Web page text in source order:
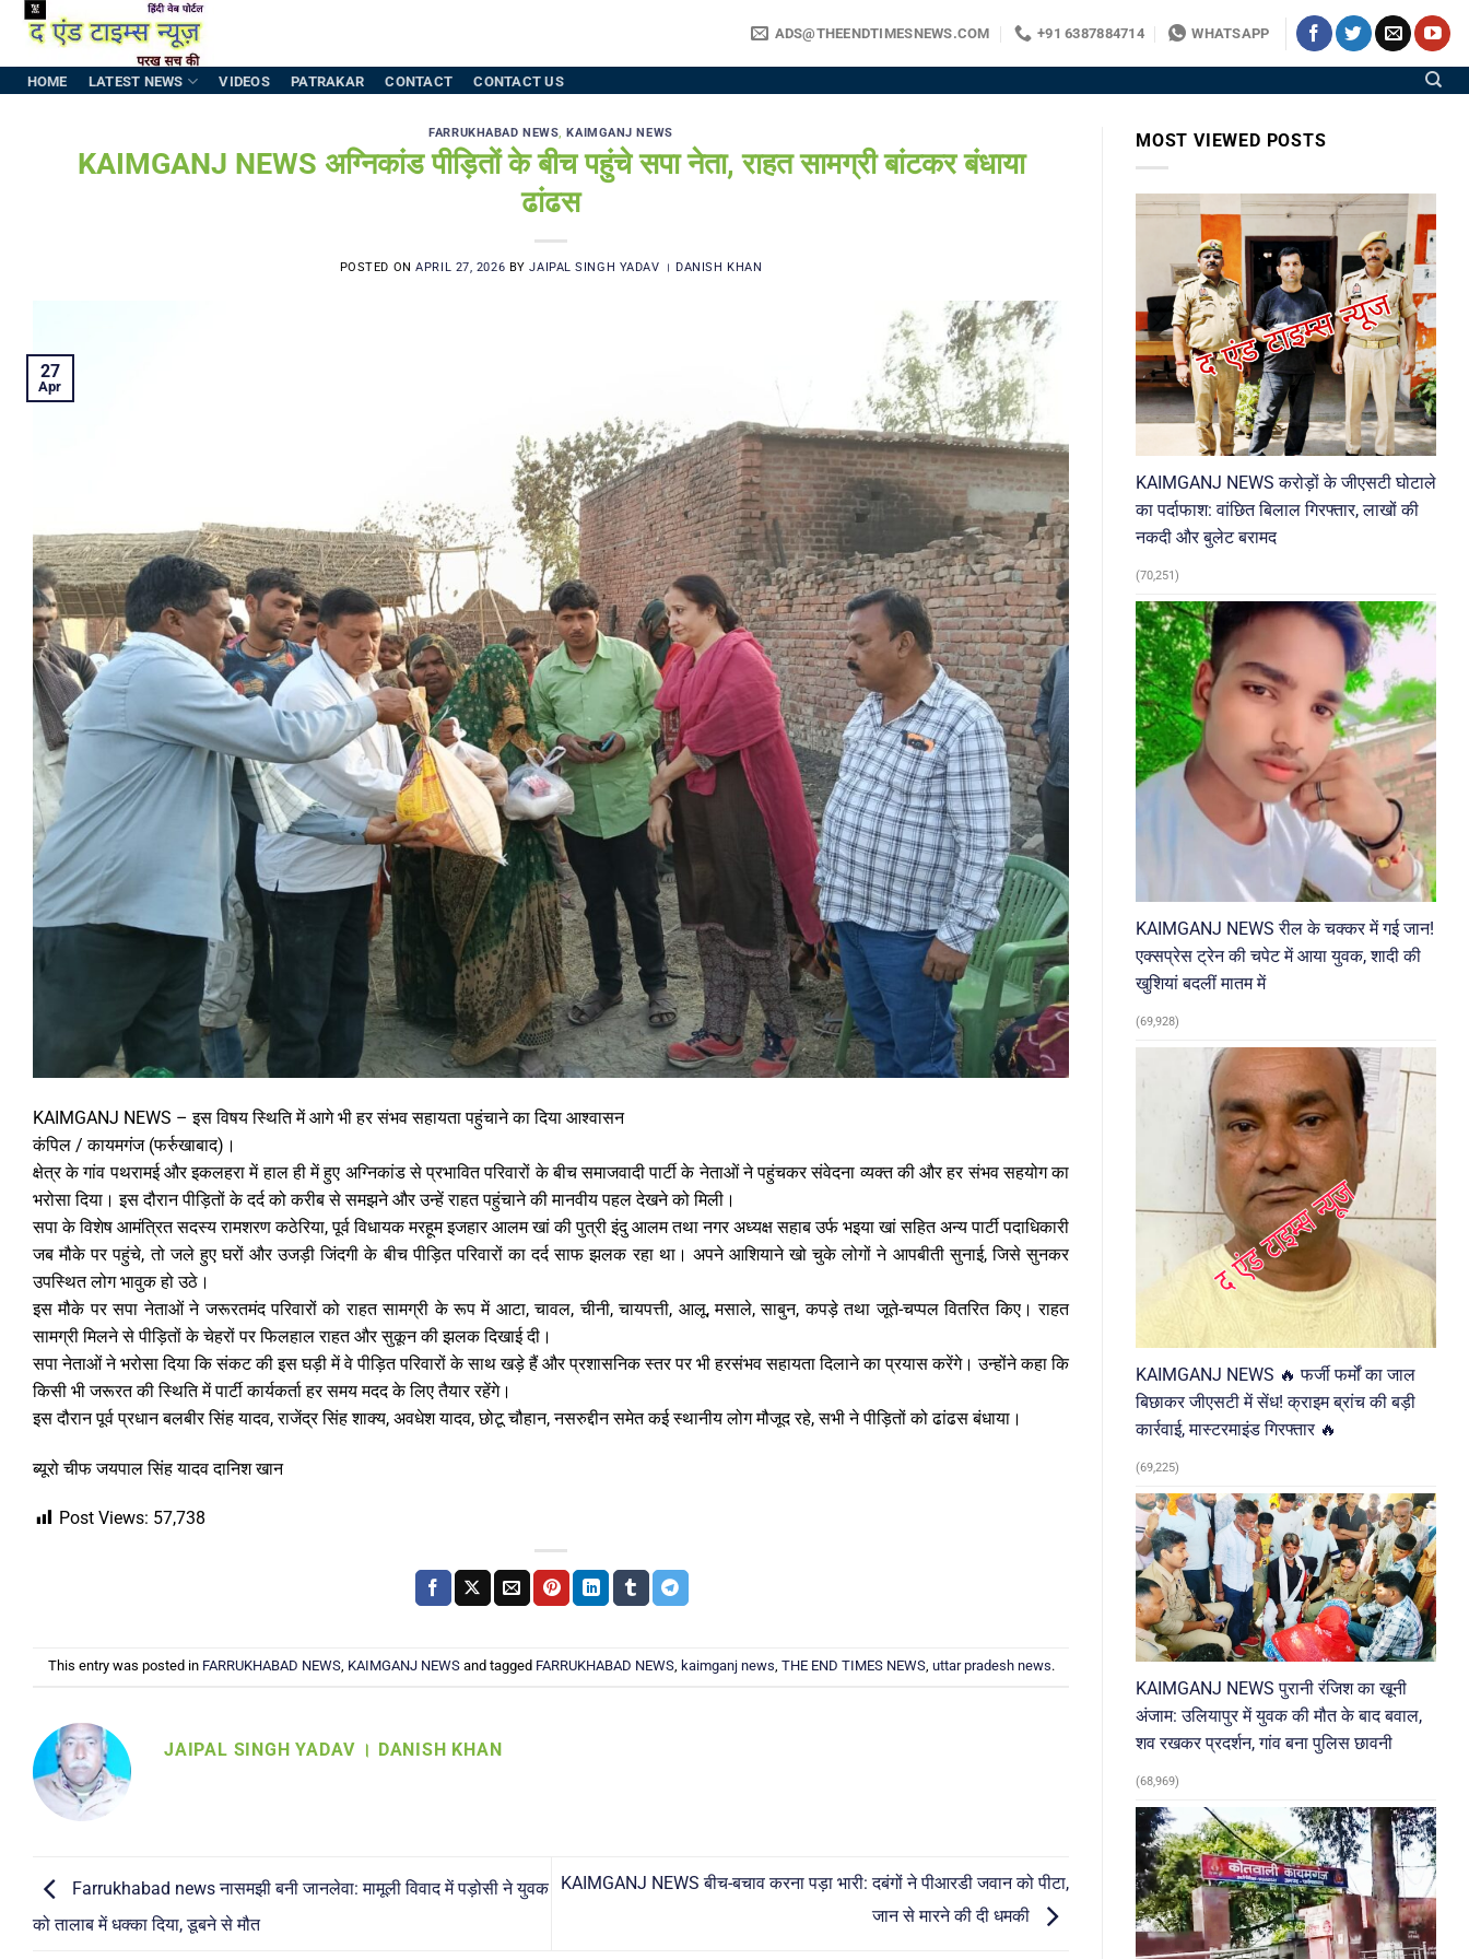
Skip
content
ADS@THEENDTIMESNEWS.COM +91 6387884714 WHATSAPP
HOME LATEST NEWS VIDEOS PATRAKAR CONTACT CONTACT US
FARRUKHABAD NEWS,KAIMGANJ NEWS
KAIMGANJ NEWS अग्निकांड पीड़ितों के बीच पहुंचे सपा नेता, राहत सामग्री बांटकर बंधाया
ढांढस
POSTED ONAPRIL 27, 2026 BYJAIPAL SINGH YADAV । DANISH KHAN
27
Apr
KAIMGANJ NEWS – इस विषय स्थिति में आगे भी हर संभव सहायता पहुंचाने का दिया आश्वासन
कंपिल / कायमगंज (फर्रुखाबाद)।
क्षेत्र के गांव पथरामई और इकलहरा में हाल ही में हुए अग्निकांड से प्रभावित परिवारों के बीच समाजवादी पार्टी के नेताओं ने पहुंचकर संवेदना व्यक्त की और हर संभव सहयोग का
भरोसा दिया। इस दौरान पीड़ितों के दर्द को करीब से समझने और उन्हें राहत पहुंचाने की मानवीय पहल देखने को मिली।
सपा के विशेष आमंत्रित सदस्य रामशरण कठेरिया, पूर्व विधायक मरहूम इजहार आलम खां की पुत्री इंदु आलम तथा नगर अध्यक्ष सहाब उर्फ भइया खां सहित अन्य पार्टी पदाधिकारी
जब मौके पर पहुंचे, तो जले हुए घरों और उजड़ी जिंदगी के बीच पीड़ित परिवारों का दर्द साफ झलक रहा था। अपने आशियाने खो चुके लोगों ने आपबीती सुनाई, जिसे सुनकर
उपस्थित लोग भावुक हो उठे।
इस मौके पर सपा नेताओं ने जरूरतमंद परिवारों को राहत सामग्री के रूप में आटा, चावल, चीनी, चायपत्ती, आलू, मसाले, साबुन, कपड़े तथा जूते-चप्पल वितरित किए। राहत
सामग्री मिलने से पीड़ितों के चेहरों पर फिलहाल राहत और सुकून की झलक दिखाई दी।
सपा नेताओं ने भरोसा दिया कि संकट की इस घड़ी में वे पीड़ित परिवारों के साथ खड़े हैं और प्रशासनिक स्तर पर भी हरसंभव सहायता दिलाने का प्रयास करेंगे। उन्होंने कहा कि
किसी भी जरूरत की स्थिति में पार्टी कार्यकर्ता हर समय मदद के लिए तैयार रहेंगे।
इस दौरान पूर्व प्रधान बलबीर सिंह यादव, राजेंद्र सिंह शाक्य, अवधेश यादव, छोटू चौहान, नसरुद्दीन समेत कई स्थानीय लोग मौजूद रहे, सभी ने पीड़ितों को ढांढस बंधाया।
ब्यूरो चीफ जयपाल सिंह यादव दानिश खान
Post Views: 57,738
This entry was posted in FARRUKHABAD NEWS, KAIMGANJ NEWSand tagged FARRUKHABAD NEWS, kaimganj news THE END TIMES NEWS, uttar pradesh news.
JAIPAL SINGH YADAV । DANISH KHAN
Farrukhabad news नासमझी बनी जानलेवा: मामूली विवाद में पड़ोसी ने युवक
को तालाब में धक्का दिया, डूबने से मौत
KAIMGANJ NEWS बीच-बचाव करना पड़ा भारी: दबंगों ने पीआरडी जवान को पीटा,
जान से मारने की दी धमकी
MOST VIEWED POSTS
KAIMGANJ NEWS करोड़ों के जीएसटी घोटाले
का पर्दाफाश: वांछित बिलाल गिरफ्तार, लाखों की
नकदी और बुलेट बरामद
(70,251)
KAIMGANJ NEWS रील के चक्कर में गई जान!
एक्सप्रेस ट्रेन की चपेट में आया युवक, शादी की
खुशियां बदलीं मातम में
(69,928)
KAIMGANJ NEWS 🔥 फर्जी फर्मों का जाल
बिछाकर जीएसटी में सेंध! क्राइम ब्रांच की बड़ी
कार्रवाई, मास्टरमाइंड गिरफ्तार 🔥
(69,225)
KAIMGANJ NEWS पुरानी रंजिश का खूनी
अंजाम: उलियापुर में युवक की मौत के बाद बवाल,
शव रखकर प्रदर्शन, गांव बना पुलिस छावनी
(68,969)